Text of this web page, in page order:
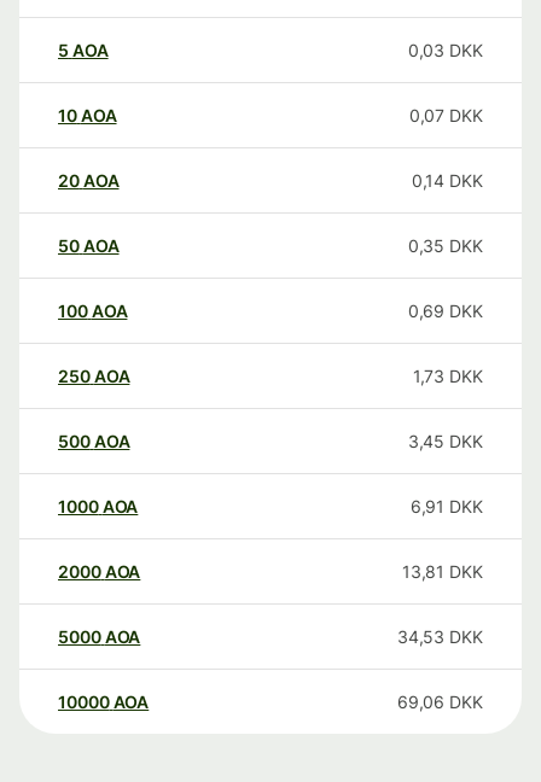
5 AOA 0,03 DKK
10AOA 0,07 DKK
20AOA 0,14 DKK
50AOA 0,35 DKK
100AOA 0,69 DKK
250AOA 1,73 DKK
500AOA 3,45 DKK
1000AOA 6,91 DKK
2000AOA 13,81 DKK
5000AOA 34,53 DKK
10000 AOA 69,06 DKK